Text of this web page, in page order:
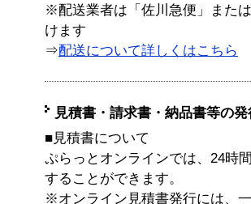
※配送業者は「佐川急便」また
けます
⇒配送について詳しくはこちら
見積書・請求書・納品書等の
■見積書について
ぷらっとオンラインでは、24時
することができます。
※オンライン見積書発行には、